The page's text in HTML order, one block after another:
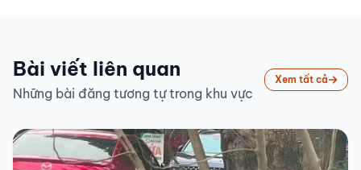
Bài viết liên quan
Những bài đăng tương tự trong khu vực
Xem tất cả